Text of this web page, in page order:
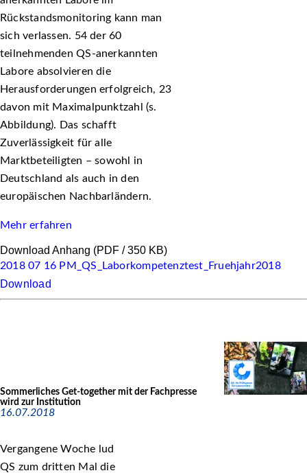
Rückstandsmonitoring kann man
sich verlassen. 54 der 60
teilnehmenden QS-anerkannten
Labore absolvieren die
Herausforderungen erfolgreich, 23
davon mit Maximalpunktzahl (s.
Abbildung). Das schafft
Zuverlässigkeit für alle
Marktbeteiligten – sowohl in
Deutschland als auch in den
europäischen Nachbarländern.
Mehr erfahren
Download Anhang (PDF / 350 KB)
2018 07 16 PM_QS_Laborkompetenztest_Fruehjahr2018
Download
Sommerliches Get-together mit der Fachpresse
wird zur Institution
16.07.2018
Vergangene Woche lud
QS zum dritten Mal die